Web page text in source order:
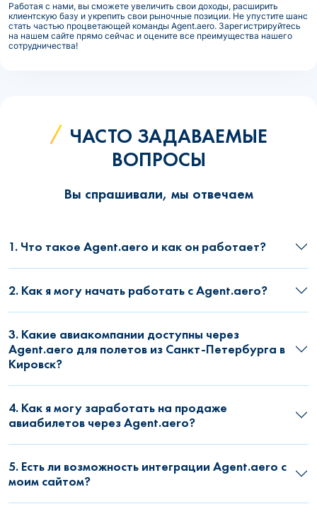
Работая с нами, вы сможете увеличить свои доходы, расширить
клиентскую базу и укрепить свои рыночные позиции. Не упустите шанс
стать частью процветающей команды Agent.aero. Зарегистрируйтесь
на нашем сайте прямо сейчас и оцените все преимущества нашего
сотрудничества!
ЧАСТО ЗАДАВАЕМЫЕ
ВОПРОСЫ
Вы спрашивали, мы отвечаем
1. Что такое Agent.aero и как он работает?
2. Как я могу начать работать с Agent.aero?
3. Какие авиакомпании доступны через
Agent.aero для полетов из Санкт-Петербурга в
Кировск?
4. Как я могу заработать на продаже
авиабилетов через Agent.aero?
5. Есть ли возможность интеграции Agent.aero с
моим сайтом?